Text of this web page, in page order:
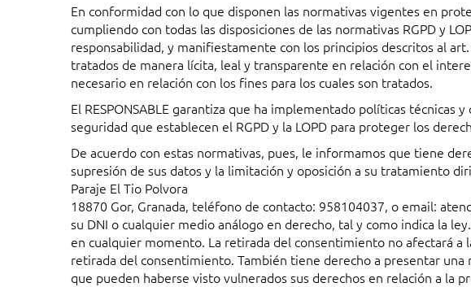
En conformidad con lo que disponen las normativas vigentes en
cumpliendo con todas las disposiciones de las normativas RGPD y
responsabilidad, y manifiestamente con los principios descritos al
tratados de manera lícita, leal y transparente en relación con el
necesario en relación con los fines para los cuales son tratados.
El RESPONSABLE garantiza que ha implementado políticas técnicas
seguridad que establecen el RGPD y la LOPD para proteger los
De acuerdo con estas normativas, pues, le informamos que tiene
supresión de sus datos y la limitación y oposición a su tratamiento
Paraje El Tio Polvora
18870 Gor, Granada, teléfono de contacto: 958104037, o email:
su DNI o cualquier medio análogo en derecho, tal y como indica la
en cualquier momento. La retirada del consentimiento no afectará
retirada del consentimiento. También tiene derecho a presentar
que pueden haberse visto vulnerados sus derechos en relación a la